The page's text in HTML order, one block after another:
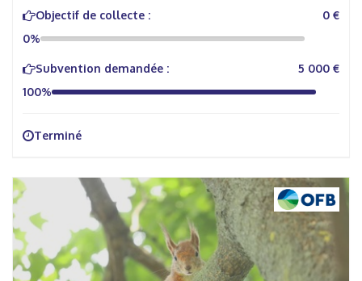
Objectif de collecte :
0 €
0%
Subvention demandée :
5 000 €
100%
Terminé